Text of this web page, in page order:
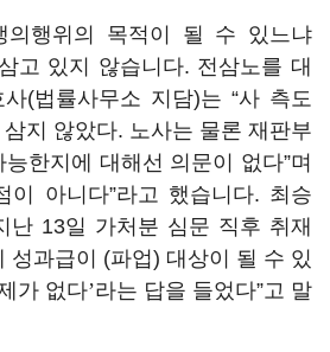
의행위의 목적이 될 수 있느냐
고 있지 않습니다. 전삼노를 대
(법률사무소 지담)는 “사 측도
지 않았다. 노사는 물론 재판부
한지에 대해선 의문이 없다”며
이 아니다”라고 했습니다. 최승
난 13일 가처분 심문 직후 취재
성과급이 (파업) 대상이 될 수 있
가 없다’라는 답을 들었다”고 말